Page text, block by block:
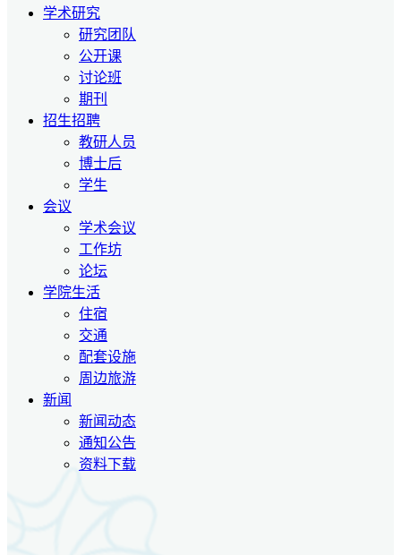
学术研究
研究团队
公开课
讨论班
期刊
招生招聘
教研人员
博士后
学生
会议
学术会议
工作坊
论坛
学院生活
住宿
交通
配套设施
周边旅游
新闻
新闻动态
通知公告
资料下载